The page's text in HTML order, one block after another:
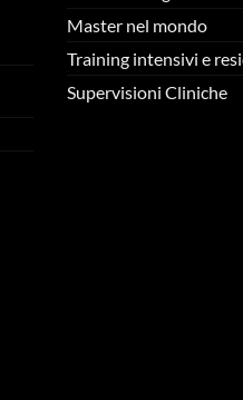
Master nel mondo
Training intensivi e
Supervisioni Cliniche